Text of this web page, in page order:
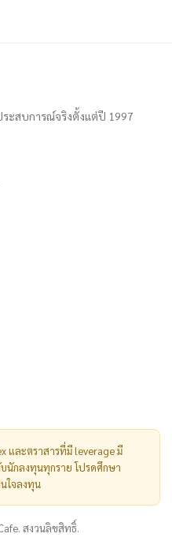
ประสบการณ์จริงตั้งแต่ปี 1997
และตราสารที่มี leverage มี
บนักลงทุนทุกราย โปรดศึกษา
ใจลงทุน
สงวนลิขสิทธิ์.